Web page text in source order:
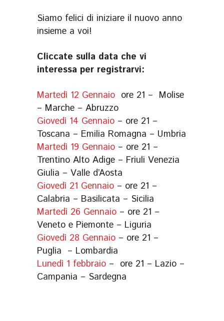
Siamo felici di iniziare il nuovo anno
insieme a voi!
Cliccate sulla data che vi
interessa per registrarvi:
Martedì 12 Gennaio ore 21 – Molise
– Marche – Abruzzo
Giovedì 14 Gennaio – ore 21 –
Toscana – Emilia Romagna – Umbria
Martedì 19 Gennaio – ore 21 –
Trentino Alto Adige – Friuli Venezia
Giulia – Valle d’Aosta
Giovedì 21 Gennaio – ore 21 –
Calabria – Basilicata – Sicilia
Martedì 26 Gennaio – ore 21 –
Veneto e Piemonte – Liguria
Giovedì 28 Gennaio – ore 21 –
Puglia – Lombardia
Lunedì 1 febbraio – ore 21 – Lazio –
Campania – Sardegna